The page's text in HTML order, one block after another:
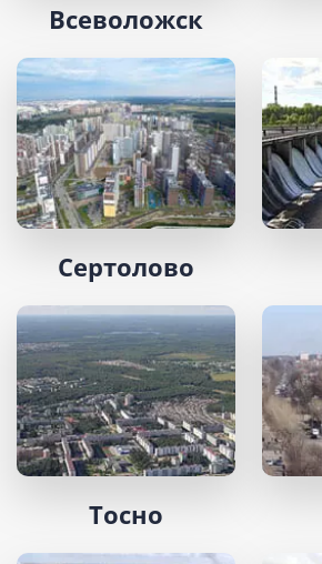
Всеволожск
Сертолово
Тосно